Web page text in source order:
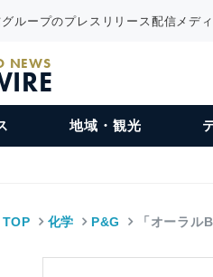
ループのプレスリリース配信メデ
NEWS
地域・観光
TOP 化学 P&G 「オーラ